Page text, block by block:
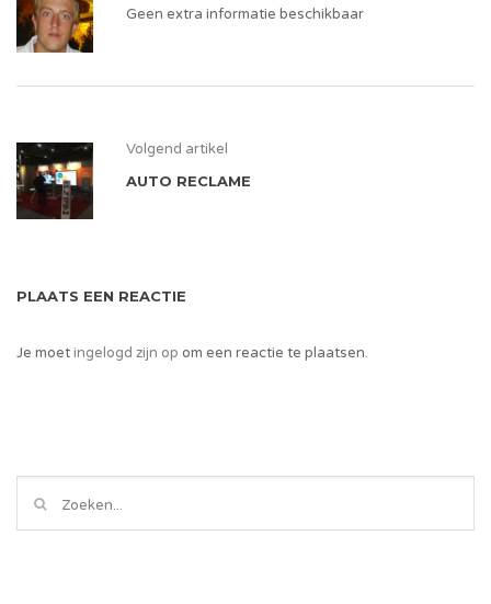
Geen extra informatie beschikbaar
Volgend artikel
AUTO RECLAME
PLAATS EEN REACTIE
Je moetingelogd zijn op om een reactie te plaatsen.